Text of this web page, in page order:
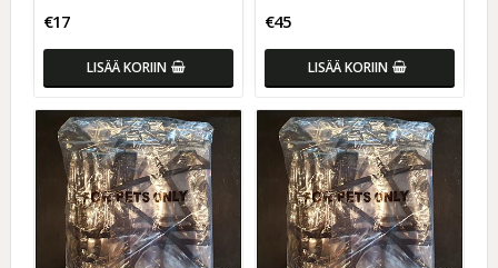
€17
LISÄÄ KORIIN
€45
LISÄÄ KORIIN